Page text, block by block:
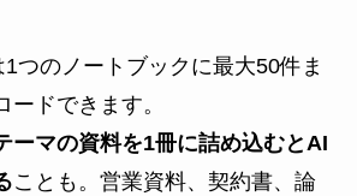
つのノートブックに最大50件ま
ードできます。
ーマの資料を1冊に詰め込むとAI
ことも。営業資料、契約書、論